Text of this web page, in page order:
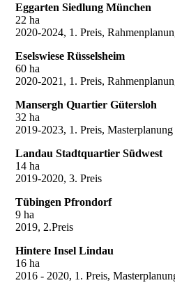
Eggarten Siedlung München
22 ha
2020-2024, 1. Preis,
Eselswiese Rüsselsheim
60 ha
2020-2021, 1. Preis,
Mansergh Quartier Gütersloh
32 ha
2019-2023, 1. Preis, Masterplanung
Landau Stadtquartier Südwest
14 ha
2019-2020, 3. Preis
Tübingen Pfrondorf
9 ha
2019, 2.Preis
Hintere Insel Lindau
16 ha
2016 - 2020, 1. Preis,